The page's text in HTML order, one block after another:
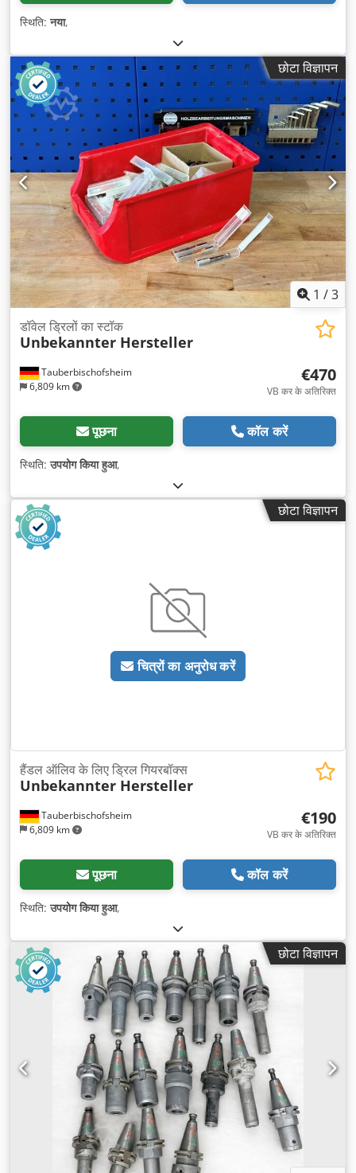
स्थिति:नया,
छोटा विज्ञापन
1 /3
Tauberbischofsheim
6,809 km
डॉवेल ड्रिलों का स्टॉक
Unbekannter Hersteller
€470
VB कर के अतिरिक्त
पूछना कॉल करें
स्थिति:उपयोग किया हुआ,
छोटा विज्ञापन
चित्रों का अनुरोध करें
Tauberbischofsheim
6,809 km
हैंडल ऑलिव के लिए ड्रिल गियरबॉक्स
Unbekannter Hersteller
€190
VB कर के अतिरिक्त
पूछना कॉल करें
स्थिति:उपयोग किया हुआ,
छोटा विज्ञापन